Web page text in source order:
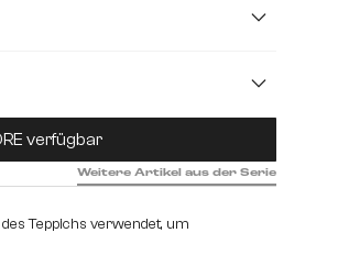
verfügbar
Teppichs verwendet, um
Weitere Artikel aus der Serie